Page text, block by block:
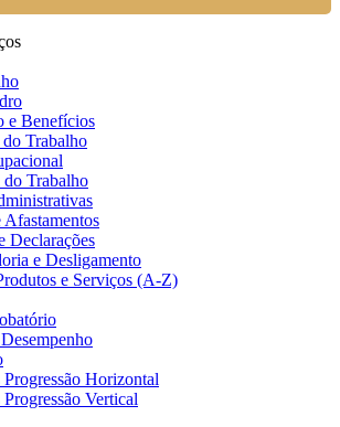
e Benefícios
Trabalho
do Trabalho
Afastamentos
Declarações
e Desligamento
e Serviços (A-Z)
Horizontal
Vertical